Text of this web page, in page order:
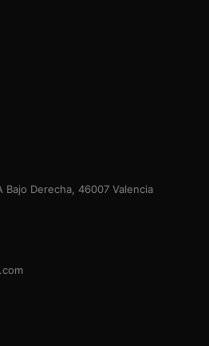
Bajo Derecha, 46007 Valencia